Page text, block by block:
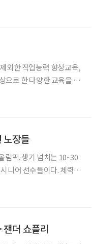
외한 직업능력 향상교육,
으로 한 다양한 교육을 포
노장들
림픽. 생기 넘치는 10~30
선수들이다. 체력으
더 쇼플리